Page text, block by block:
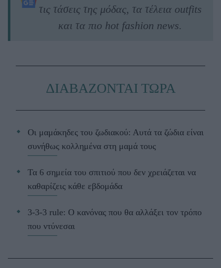
τις τάσεις της μόδας, τα τέλεια outfits
και τα πιο hot fashion news.
ΔΙΑΒΑΖΟΝΤΑΙ ΤΩΡΑ
Οι μαμάκηδες του ζωδιακού: Αυτά τα ζώδια είναι
συνήθως κολλημένα στη μαμά τους
Τα 6 σημεία του σπιτιού που δεν χρειάζεται να
καθαρίζεις κάθε εβδομάδα
3-3-3 rule: Ο κανόνας που θα αλλάξει τον τρόπο
που ντύνεσαι